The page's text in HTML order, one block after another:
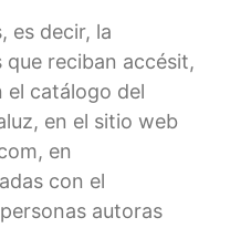
es decir, la
reciban accésit,
el catálogo del
en el sitio web
en
con el
autoras